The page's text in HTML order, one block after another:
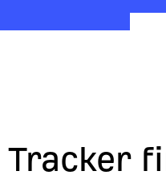
Tracker